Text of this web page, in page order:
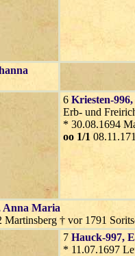
6 Kriesten-996,
Erb- und
* 30.08.1694
oo 1/1
Anna Maria
Martinsberg † vor 1791
7 Hauck-997,
* 11.07.1697